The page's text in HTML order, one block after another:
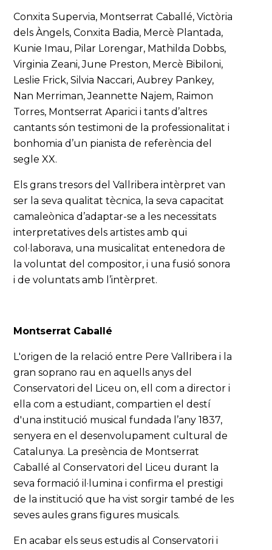
Conxita Supervia, Montserrat Caballé, Victòria
dels Àngels, Conxita Badia, Mercè Plantada,
Kunie Imau, Pilar Lorengar, Mathilda Dobbs,
Virginia Zeani, June Preston, Mercè Bibiloni,
Leslie Frick, Silvia Naccari, Aubrey Pankey,
Nan Merriman, Jeannette Najem, Raimon
Torres, Montserrat Aparici i tants d’altres
cantants són testimoni de la professionalitat i
bonhomia d’un pianista de referència del
segle XX.
Els grans tresors del Vallribera intèrpret van
ser la seva qualitat tècnica, la seva capacitat
camaleònica d’adaptar-se a les necessitats
interpretatives dels artistes amb qui
col·laborava, una musicalitat entenedora de
la voluntat del compositor, i una fusió sonora
i de voluntats amb l’intèrpret.
Montserrat Caballé
L'origen de la relació entre Pere Vallribera i la
gran soprano rau en aquells anys del
Conservatori del Liceu on, ell com a director i
ella com a estudiant, compartien el destí
d'una institució musical fundada l’any 1837,
senyera en el desenvolupament cultural de
Catalunya. La presència de Montserrat
Caballé al Conservatori del Liceu durant la
seva formació il·lumina i confirma el prestigi
de la institució que ha vist sorgir també de les
seves aules grans figures musicals.
En acabar els seus estudis al Conservatori i